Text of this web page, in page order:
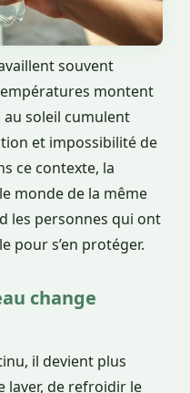
souvent
montent
au soleil cumulent
et impossibilité de
ce contexte, la
monde de la même
les personnes qui ont
pour s’en protéger.
change
il devient plus
laver, de refroidir le